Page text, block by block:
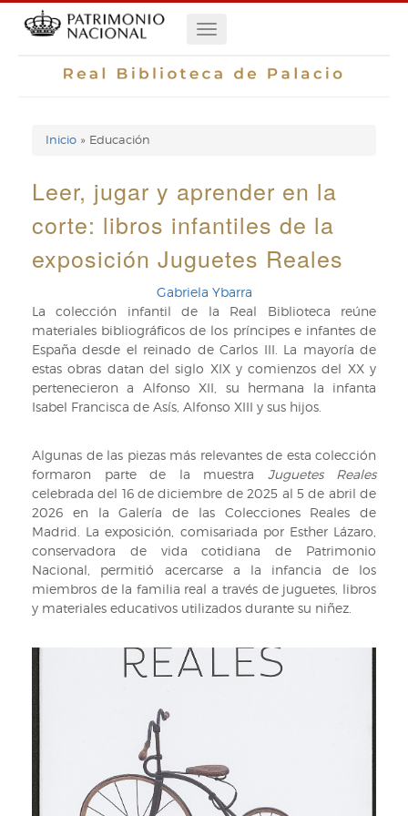
Navegación
principal
Enlaces
de
ayuda
de
navegación
Inicio Educación
Leer, jugar y aprender en la
corte: libros infantiles de la
exposición Juguetes Reales
Gabriela Ybarra
La colección infantil de la Real Biblioteca reúne
materiales bibliográficos de los príncipes e infantes de
España desde el reinado de Carlos III. La mayoría de
estas obras datan del siglo XIX y comienzos del XX y
pertenecieron a Alfonso XII, su hermana la infanta
Isabel Francisca de Asís, Alfonso XIII y sus hijos.
Algunas de las piezas más relevantes de esta colección
formaron parte de la muestra Juguetes Reales
celebrada del 16 de diciembre de 2025 al 5 de abril de
2026 en la Galería de las Colecciones Reales de
Madrid. La exposición, comisariada por Esther Lázaro,
conservadora de vida cotidiana de Patrimonio
Nacional, permitió acercarse a la infancia de los
miembros de la familia real a través de juguetes, libros
y materiales educativos utilizados durante su niñez.